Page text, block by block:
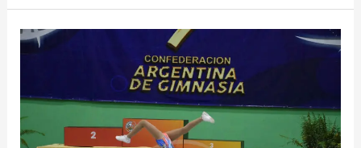
El
clubes
de
aeróbica